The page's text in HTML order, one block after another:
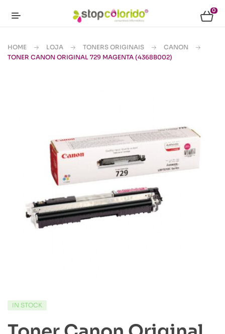
0
HOME LOJA TONERS ORIGINAIS
CANON
TONER CANON ORIGINAL 729 MAGENTA (4368B002)
IN STOCK